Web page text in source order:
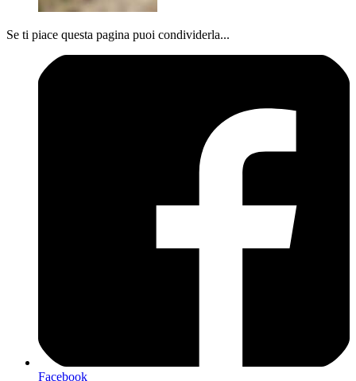
Se ti piace questa pagina puoi condividerla...
Facebook